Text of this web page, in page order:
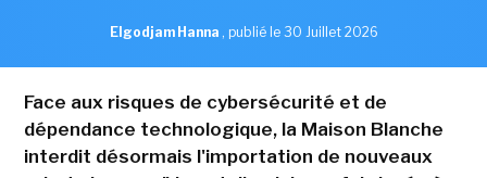
Elgodjam Hanna , publié le 30 Juillet 2026
Face aux risques de cybersécurité et de
dépendance technologique, la Maison Blanche
interdit désormais l'importation de nouveaux